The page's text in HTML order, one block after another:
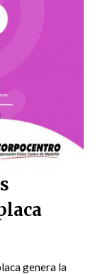
genera la